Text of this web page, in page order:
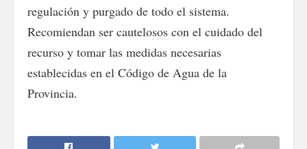
regulación y purgado de todo el sistema.
Recomiendan ser cautelosos con el cuidado del
recurso y tomar las medidas necesarias
establecidas en el Código de Agua de la
Provincia.